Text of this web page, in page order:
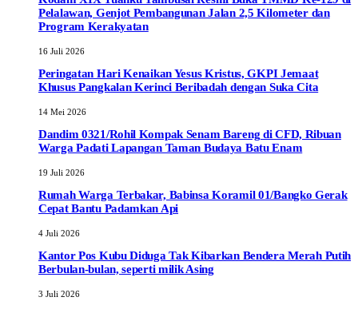
Pelalawan, Genjot Pembangunan Jalan 2,5 Kilometer dan
Program Kerakyatan
16 Juli 2026
Peringatan Hari Kenaikan Yesus Kristus, GKPI Jemaat
Khusus Pangkalan Kerinci Beribadah dengan Suka Cita
14 Mei 2026
Dandim 0321/Rohil Kompak Senam Bareng di CFD, Ribuan
Warga Padati Lapangan Taman Budaya Batu Enam
19 Juli 2026
Rumah Warga Terbakar, Babinsa Koramil 01/Bangko Gerak
Cepat Bantu Padamkan Api
4 Juli 2026
Kantor Pos Kubu Diduga Tak Kibarkan Bendera Merah Putih
Berbulan-bulan, seperti milik Asing
3 Juli 2026